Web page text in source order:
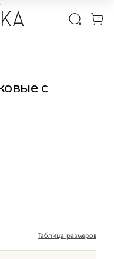
1 / 8
с
Таблица размеров